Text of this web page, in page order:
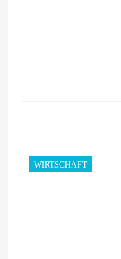
WIRTSCHAFT